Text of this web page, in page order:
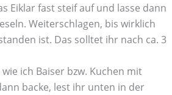
Eiklar fast steif auf und lasse dann
Weiterschlagen, bis wirklich
ist. Das solltet ihr nach ca. 3
ich Baiser bzw. Kuchen mit
backe, lest ihr unten in der